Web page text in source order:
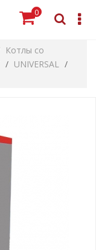
0
Котлы со
UNIVERSAL